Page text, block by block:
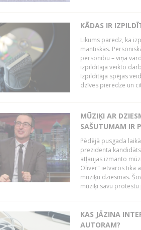
KĀDAS IR
Likums paredz, ka
mantiskās.
personību – viņa
izpildītāja veikto
Izpildītāja spējas
dzīves pieredze un
MŪZIĶI AR
SAŠUTUMAM IR
Pēdējā pusgada
prezidenta
atļaujas izmanto
Oliver" ietvaros tika
mūziķu dziesmas.
mūziķi savu
KAS JĀZINA
AUTORAM?